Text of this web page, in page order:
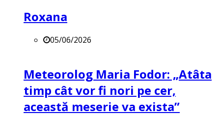
Roxana
05/06/2026
Meteorolog Maria Fodor: „Atâta
timp cât vor fi nori pe cer,
această meserie va exista”